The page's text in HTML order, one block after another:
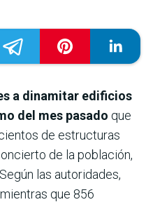
a dinamitar edificios
del mes pasado que
de estructuras
de la población,
las autoridades,
que 856